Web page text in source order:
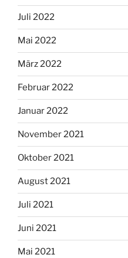
Juli 2022
Mai 2022
März 2022
Februar 2022
Januar 2022
November 2021
Oktober 2021
August 2021
Juli 2021
Juni 2021
Mai 2021